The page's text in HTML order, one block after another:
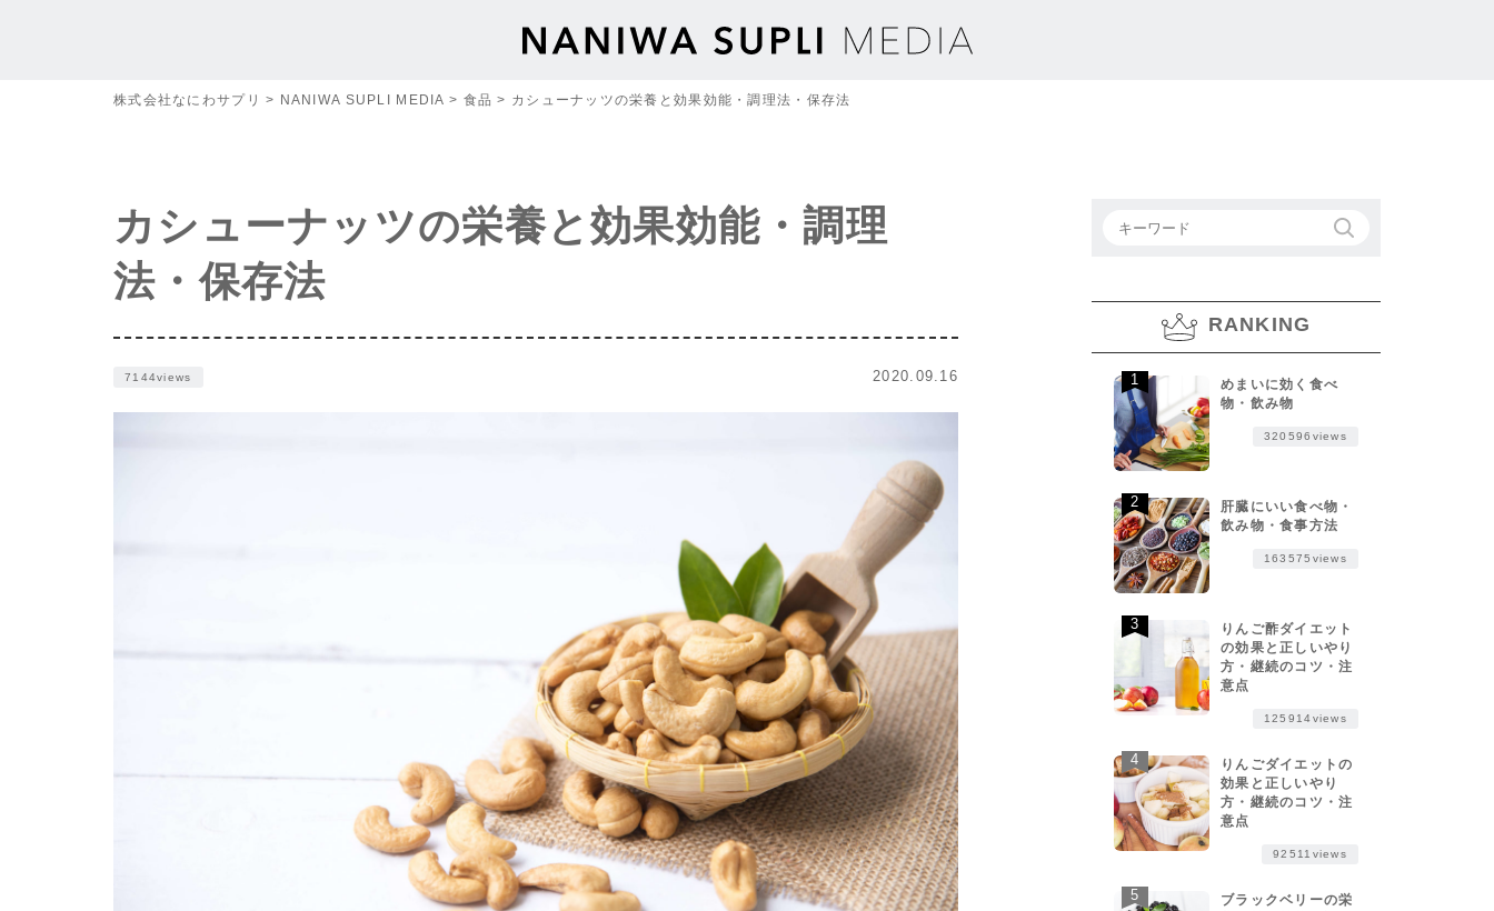
株式会社なにわサプリ > NANIWA SUPLI MEDIA > 食品 > カシューナッツの栄養と効果効能・調理法・保存法
カシューナッツの栄養と効果効能・調理
法・保存法
7144views 2020.09.16
RANKING
めまいに効く食べ
物・飲み物
320596views
肝臓にいい食べ物・
飲み物・食事方法
163575views
りんご酢ダイエット
の効果と正しいやり
方・継続のコツ・注
意点
125914views
りんごダイエットの
効果と正しいやり
方・継続のコツ・注
意点
92511views
ブラックベリーの栄